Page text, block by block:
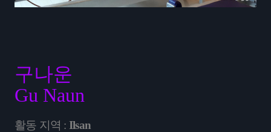
구나운
Gu Naun
활동 지역 : Ilsan